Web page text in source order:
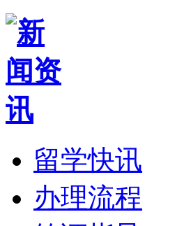
留学快讯
办理流程